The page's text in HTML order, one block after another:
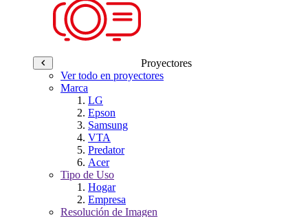
Proyectores
Ver todo en proyectores
Marca
LG
Epson
Samsung
VTA
Predator
Acer
Tipo de Uso
Hogar
Empresa
Resolución de Imagen